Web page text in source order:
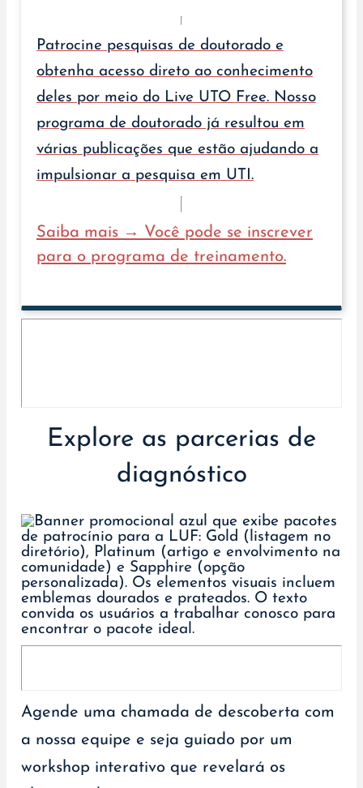
Patrocine pesquisas de doutorado e
obtenha acesso direto ao conhecimento
deles por meio do Live UTO Free. Nosso
programa de doutorado já resultou em
várias publicações que estão ajudando a
impulsionar a pesquisa em UTI.
Saiba mais → Você pode se inscrever
para o programa de treinamento.
Explore as parcerias de
diagnóstico
Agende uma chamada de descoberta com
a nossa equipe e seja guiado por um
workshop interativo que revelará os